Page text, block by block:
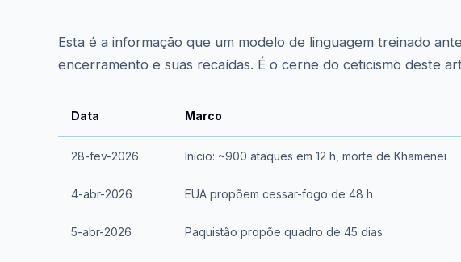
Esta é a informação que um modelo de linguagem treinado
encerramento e suas recaídas. É o cerne do ceticismo deste
Data Marco
28-fev-2026 Início: ~900 ataques em 12 h, morte de Khamenei
4-abr-2026 EUA propõem cessar-fogo de 48 h
5-abr-2026 Paquistão propõe quadro de 45 dias